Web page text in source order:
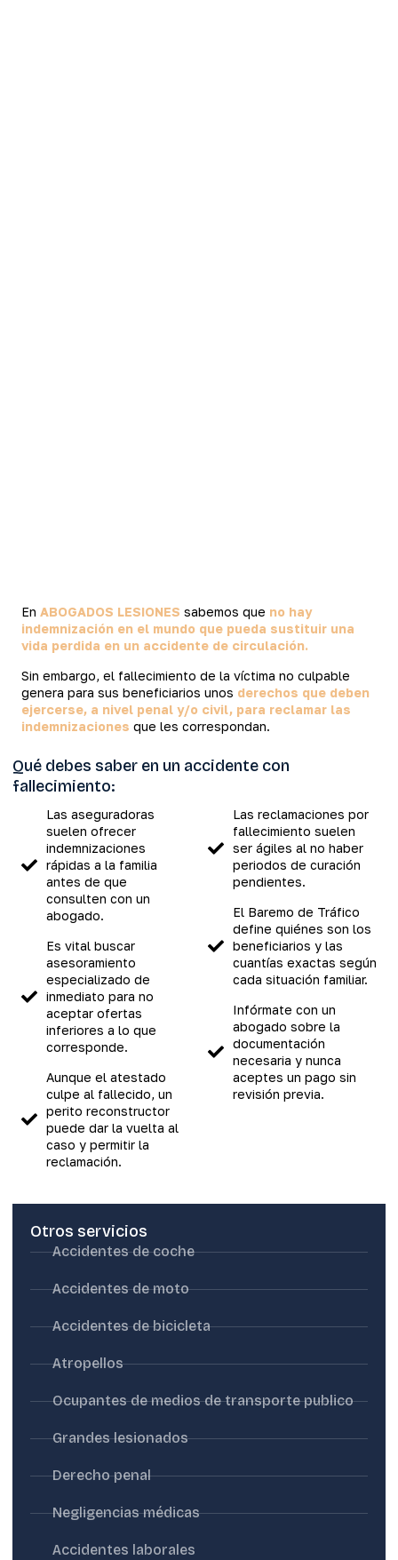
Otros servicios
Accidentes de coche
Accidentes de moto
Accidentes de bicicleta
Atropellos
Ocupantes de medios de transporte publico
Grandes lesionados
Derecho penal
Negligencias médicas
Accidentes laborales
En ABOGADOS LESIONES sabemos que no hay
indemnización en el mundo que pueda sustituir una
vida perdida en un accidente de circulación.
Sin embargo, el fallecimiento de la víctima no culpable
genera para sus beneficiarios unos derechos que deben
ejercerse, a nivel penal y/o civil, para reclamar las
indemnizaciones que les correspondan.
Qué debes saber en un accidente con
fallecimiento:
Las aseguradoras
suelen ofrecer
indemnizaciones
rápidas a la familia
antes de que
consulten con un
abogado.
Es vital buscar
asesoramiento
especializado de
inmediato para no
aceptar ofertas
inferiores a lo que
corresponde.
Aunque el atestado
culpe al fallecido, un
perito reconstructor
puede dar la vuelta al
caso y permitir la
reclamación.
Las reclamaciones por
fallecimiento suelen
ser ágiles al no haber
periodos de curación
pendientes.
El Baremo de Tráfico
define quiénes son los
beneficiarios y las
cuantías exactas según
cada situación familiar.
Infórmate con un
abogado sobre la
documentación
necesaria y nunca
aceptes un pago sin
revisión previa.